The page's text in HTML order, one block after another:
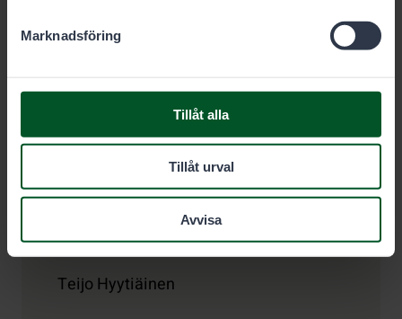
Marknadsföring
Tillåt alla
Tillåt urval
Avvisa
Specialsakkunnig i fiskeärenden
Teijo Hyytiäinen